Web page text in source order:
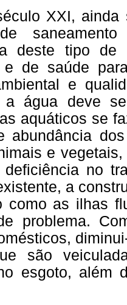
XXI,
deste tipo de
e de saúde
e
a água deve
aquáticos se
abundância
e
no
a
como as ilhas
problema.
são
esgoto, além